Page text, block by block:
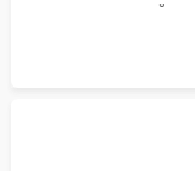
силиконовой
декальцинации и